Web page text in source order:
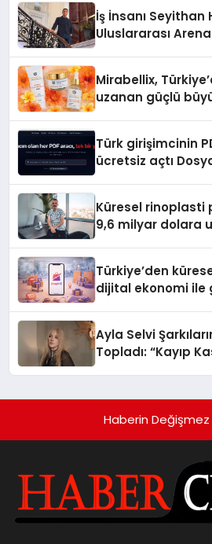
İş İnsanı Seyithan
Uluslararası
Mirabellix,
uzanan güçlü
Türk girişimcinin
ücretsiz açtı
Küresel rinoplasti
9,6 milyar dolara
Türkiye’den
dijital ekonomi ile
Ayla Selvi
Topladı: “Kayıp
Haberin